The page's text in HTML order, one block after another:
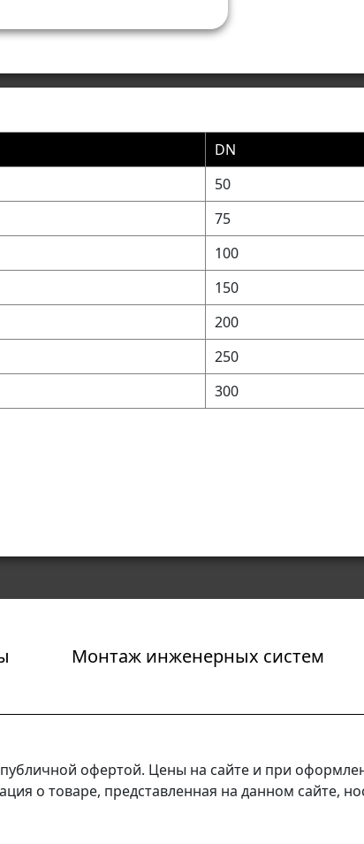
DN
50
75
100
150
200
250
300
Монтаж инженерных систем
офертой. Цены на сайте и при
о товаре, представленная на данном сайте,